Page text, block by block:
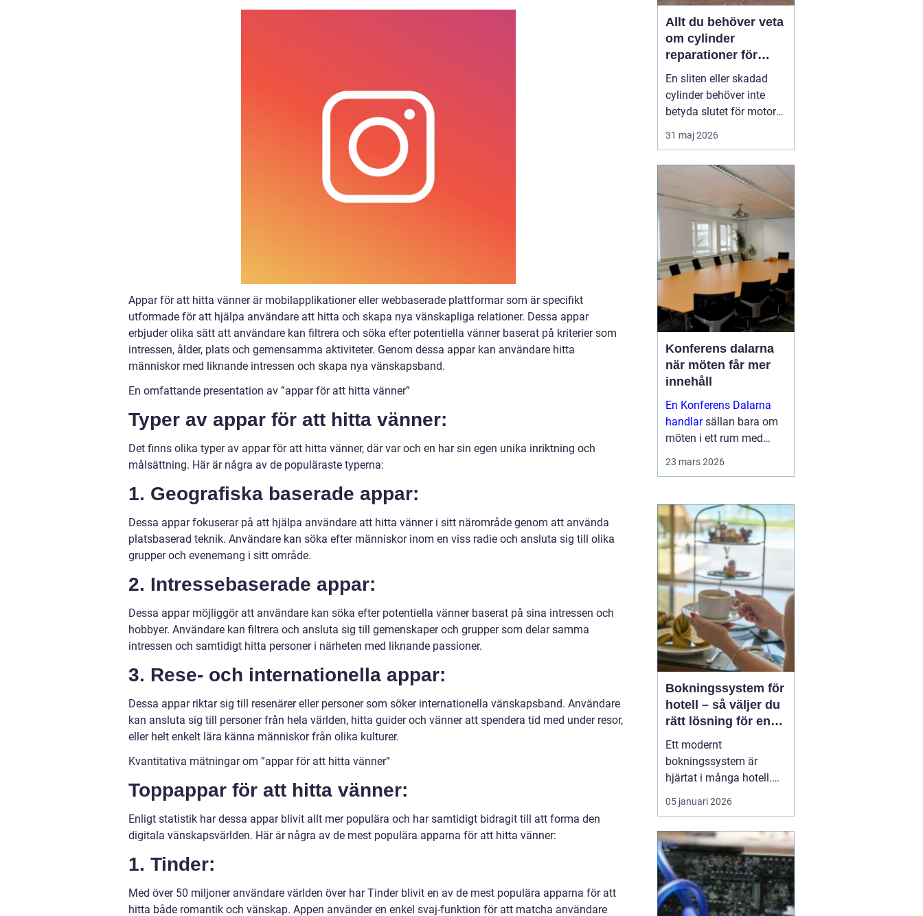
Appar för att hitta vänner är mobilapplikationer eller webbaserade plattformar som är specifikt
utformade för att hjälpa användare att hitta och skapa nya vänskapliga relationer. Dessa appar
erbjuder olika sätt att användare kan filtrera och söka efter potentiella vänner baserat på kriterier som
intressen, ålder, plats och gemensamma aktiviteter. Genom dessa appar kan användare hitta
människor med liknande intressen och skapa nya vänskapsband.
En omfattande presentation av ”appar för att hitta vänner”
Typer av appar för att hitta vänner:
Det finns olika typer av appar för att hitta vänner, där var och en har sin egen unika inriktning och
målsättning. Här är några av de populäraste typerna:
1. Geografiska baserade appar:
Dessa appar fokuserar på att hjälpa användare att hitta vänner i sitt närområde genom att använda
platsbaserad teknik. Användare kan söka efter människor inom en viss radie och ansluta sig till olika
grupper och evenemang i sitt område.
2. Intressebaserade appar:
Dessa appar möjliggör att användare kan söka efter potentiella vänner baserat på sina intressen och
hobbyer. Användare kan filtrera och ansluta sig till gemenskaper och grupper som delar samma
intressen och samtidigt hitta personer i närheten med liknande passioner.
3. Rese- och internationella appar:
Dessa appar riktar sig till resenärer eller personer som söker internationella vänskapsband. Användare
kan ansluta sig till personer från hela världen, hitta guider och vänner att spendera tid med under resor,
eller helt enkelt lära känna människor från olika kulturer.
Kvantitativa mätningar om ”appar för att hitta vänner”
Toppappar för att hitta vänner:
Enligt statistik har dessa appar blivit allt mer populära och har samtidigt bidragit till att forma den
digitala vänskapsvärlden. Här är några av de mest populära apparna för att hitta vänner:
1. Tinder:
Med över 50 miljoner användare världen över har Tinder blivit en av de mest populära apparna för att
hitta både romantik och vänskap. Appen använder en enkel svaj-funktion för att matcha användare
Allt du behöver veta
om cylinder
reparationer för
motorcyklar och
snöskotrar
En sliten eller skadad
cylinder behöver inte
betyda slutet för motorn.
Med rätt kunskap,
noggrann felsökning och
det ofta att rädda även
hårt drabbade motorer.
För den som kör
motocross, enduro eller
snöskoter kan en väl
utför...
31 maj 2026
Konferens dalarna
när möten får mer
innehåll
En Konferens Dalarna
handlarsällan bara om
möten i ett rum med
människor faktiskt
hinner mötas, tänka klart
och bygga relatio...
23 mars 2026
Bokningssystem för
hotell – så väljer du
rätt lösning för en
modern
hotellvardag
Ett modernt
bokningssystem är
hjärtat i många hotell.
När gäster förväntar sig
snabba svar, enkla
in- och utcheckningar
behöver hotellen ett
digitalt stöd som håller
samma te...
05 januari 2026